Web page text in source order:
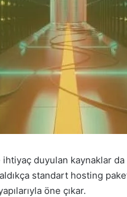
duyulan kaynaklar
standart hosting
öne çıkar.